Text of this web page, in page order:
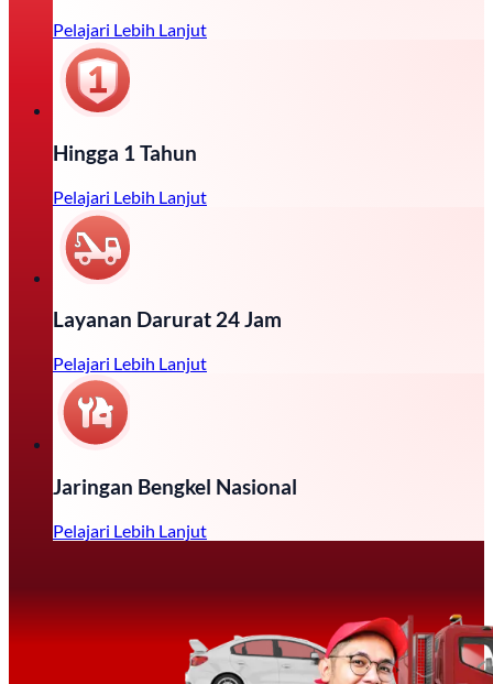
Pelajari Lebih Lanjut
Hingga 1 Tahun
Pelajari Lebih Lanjut
Layanan Darurat 24 Jam
Pelajari Lebih Lanjut
Jaringan Bengkel Nasional
Pelajari Lebih Lanjut